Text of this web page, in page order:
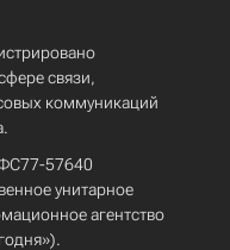
связи,
коммуникаций
57640
унитарное
агентство